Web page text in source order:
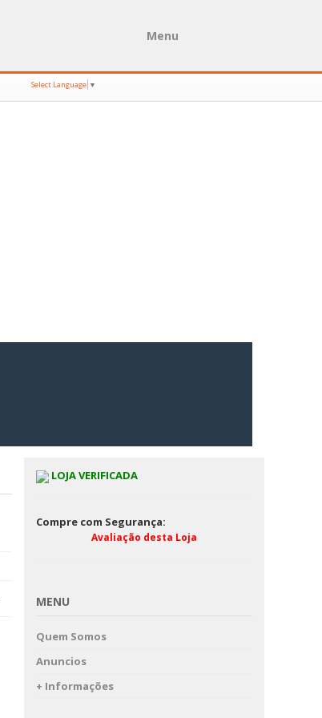
Menu
Select Language ▼
LOJA VERIFICADA
Compre com Segurança:
Avaliação desta Loja
MENU
Quem Somos
Anuncios
+ Informações